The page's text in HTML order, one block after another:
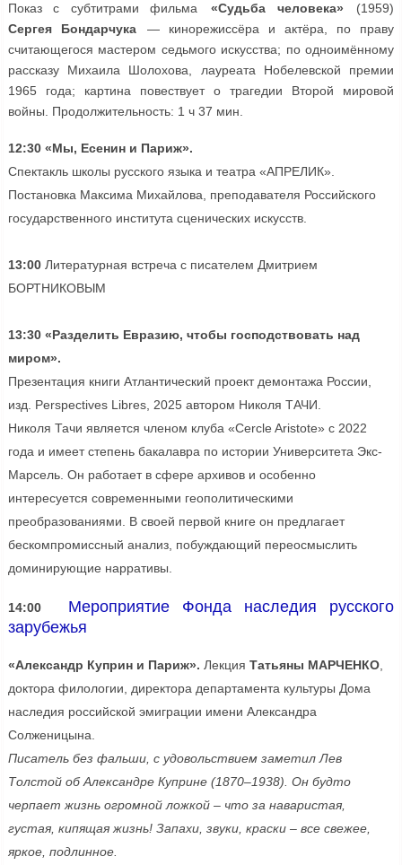
Показ с субтитрами фильма «Судьба человека»
(1959)
Сергея Бондарчука
— кинорежиссёра и актёра, по праву
считающегося мастером седьмого искусства; по одноимённому
рассказу Михаила Шолохова, лауреата Нобелевской премии
1965 года; картина повествует о трагедии Второй мировой
войны. Продолжительность: 1 ч 37 мин.
12:30 «Мы, Есенин и Париж».
Спектакль школы русского языка и театра «АПРЕЛИК».
Постановка Максима Михайлова, преподавателя Российского
государственного института сценических искусств.
13:00Литературная встреча с писателем Дмитрием
БОРТНИКОВЫМ
13:30 «Разделить Евразию, чтобы господствовать над
миром».
Презентация книги Атлантический проект демонтажа России,
изд. Perspectives Libres, 2025 автором Николя ТАЧИ.
Николя Тачи является членом клуба «Cercle Aristote» с 2022
года и имеет степень бакалавра по истории Университета Экс-
Марсель. Он работает в сфере архивов и особенно
интересуется современными геополитическими
преобразованиями. В своей первой книге он предлагает
бескомпромиссный анализ, побуждающий переосмыслить
доминирующие нарративы.
14:00
Мероприятие Фонда наследия русского
зарубежья
«Александр Куприн и Париж». Лекция Татьяны МАРЧЕНКО,
доктора филологии, директора департамента культуры Дома
наследия российской эмиграции имени Александра
Солженицына.
Писатель без фальши, с удовольствием заметил Лев
Толстой об Александре Куприне (1870–1938). Он будто
черпает жизнь огромной ложкой – что за наваристая,
густая, кипящая жизнь! Запахи, звуки, краски – все свежее,
яркое, подлинное.